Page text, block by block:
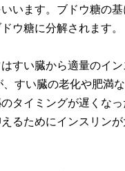
います。ブドウ糖の
ウ糖に分解されます。
すい臓から適量のイ
すい臓の老化や肥満
タイミングが遅くな
るためにインスリン